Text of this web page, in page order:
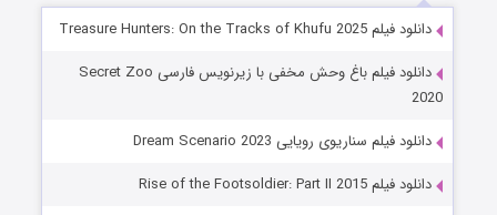
دانلود فیلم Treasure Hunters: On the Tracks of Khufu 2025
دانلود فیلم باغ وحش مخفی با زیرنویس فارسی Secret Zoo
2020
دانلود فیلم سناریوی رویایی Dream Scenario 2023
دانلود فیلم Rise of the Footsoldier: Part II 2015